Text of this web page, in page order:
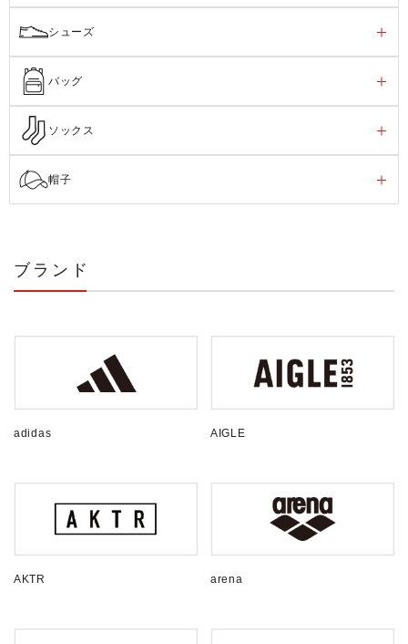
シューズ
バッグ
ソックス
帽子
ブランド
adidas AIGLE
AKTR arena